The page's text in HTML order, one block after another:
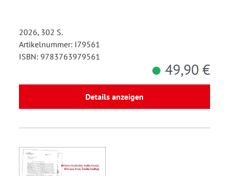
2026, 302 S.
Artikelnummer: I79561
ISBN: 9783763979561
49,90 €
Details anzeigen